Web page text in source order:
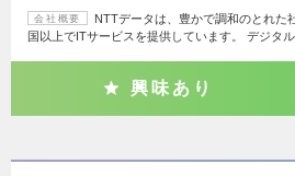
会社概要
NTTデータは、豊かで調和のとれた
国以上でITサービスを提供しています。 デジタ
興味あり